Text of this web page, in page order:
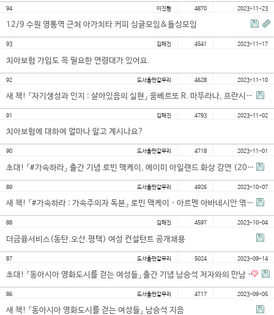
공지사항
학습보기
학습자료실
기자단소식
희망강좌신청
자주묻는질문
1:1온라인상담
94
12/9 수원 영통역 근처 아가치타 커피 싱글모임&돌싱모임
이진형 2023-11-23
4870
93
치아보험 가입도 꼭 필요한 연령대가 있어요.
김해진 2023-11-17
4541
92
새 책! 『자기생성과 인지 : 살아있음의 실현』 움베르또 R. 마뚜라나, 프란시스코 J. 바렐라 지음, 정현…
도서출판갈무리 2023-11-10
4628
91
치아보험에 대하여 얼마나 알고 계시나요?
김해진 2023-11-02
4793
90
초대! 『#가속하라』 출간 기념 로빈 맥케이, 에이미 아일랜드 화상 강연 (2023년 11월 4일 토 저녁 …
도서출판갈무리 2023-11-01
4718
89
새 책! 『#가속하라 : 가속주의자 독본』 로빈 맥케이 · 아르멘 아바네시안 엮음, 김효진 옮김
도서출판갈무리 2023-10-07
4926
88
더금융서비스(동탄.오산.평택) 여성 컨설턴트 공개채용
김해진 2023-10-04
4597
87
초대! 『동아시아 영화도시를 걷는 여성들』 출간 기념 남승석 저자와의 만남 (2023년 9월 24일 일 오후…
도서출판갈무리 2023-09-14
5024
86
새 책! 『동아시아 영화도시를 걷는 여성들』 남승석 지음
도서출판갈무리 2023-09-05
4717